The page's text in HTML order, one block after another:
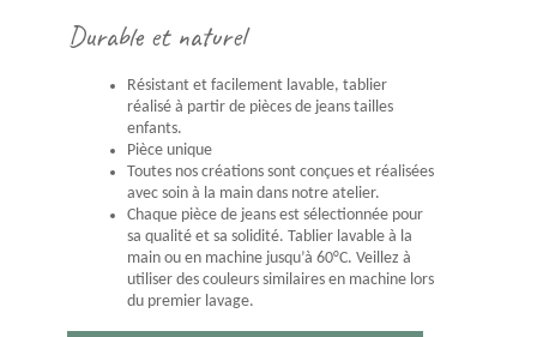
Durable et naturel
Résistant et facilement lavable, tablier
réalisé à partir de pièces de jeans tailles
enfants.
Pièce unique
Toutes nos créations sont conçues et réalisées
avec soin à la main dans notre atelier.
Chaque pièce de jeans est sélectionnée pour
sa qualité et sa solidité. Tablier lavable à la
main ou en machine jusqu’à 60°C. Veillez à
utiliser des couleurs similaires en machine lors
du premier lavage.